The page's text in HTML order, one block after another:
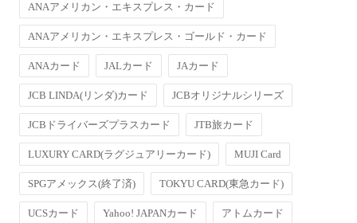
ANAアメリカン・エキスプレス・カード
ANAアメリカン・エキスプレス・ゴールド・カード
ANAカード JALカード JAカード
JCB LINDA(リンダ)カード JCBオリジナルシリーズ
JCBドライバーズプラスカード JTB旅カード
LUXURY CARD(ラグジュアリーカード) MUJI Card
SPGアメックス(終了済) TOKYU CARD(東急カード)
UCSカード Yahoo! JAPANカード アトムカード